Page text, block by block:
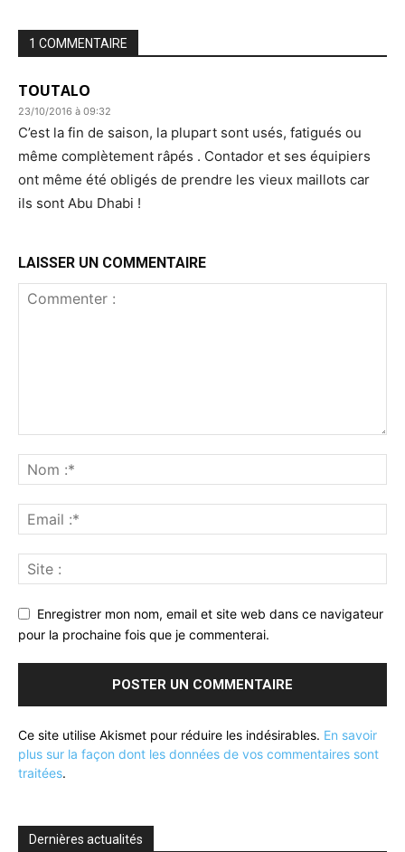
1 COMMENTAIRE
TOUTALO
23/10/2016 à 09:32
C’est la fin de saison, la plupart sont usés, fatigués ou
même complètement râpés . Contador et ses équipiers
ont même été obligés de prendre les vieux maillots car
ils sont Abu Dhabi !
LAISSER UN COMMENTAIRE
Enregistrer mon nom, email et site web dans ce navigateur
pour la prochaine fois que je commenterai.
Ce site utilise Akismet pour réduire les indésirables. En savoir
plus sur la façon dont les données de vos commentaires sont
traitées.
Dernières actualités